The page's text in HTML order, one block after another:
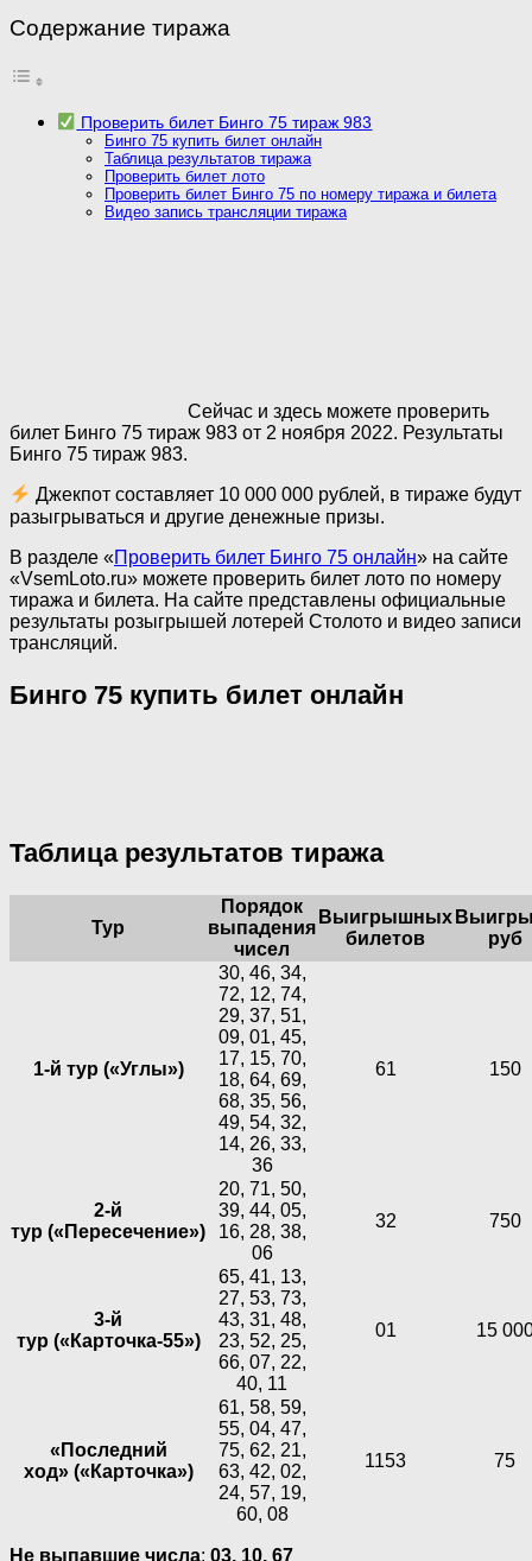
Содержание тиража
Проверить билет Бинго 75 тираж 983
Бинго 75 купить билет онлайн
Таблица результатов тиража
Проверить билет лото
Проверить билет Бинго 75 по номеру тиража и билета
Видео запись трансляции тиража
Сейчас и здесь можете проверить
билет Бинго 75 тираж 983 от 2 ноября 2022. Результаты
Бинго 75 тираж 983.
Джекпот составляет 10 000 000 рублей, в тираже будут
разыгрываться и другие денежные призы.
В разделе «Проверить билет Бинго 75 онлайн» на сайте
«VsemLoto.ru» можете проверить билет лото по номеру
тиража и билета. На сайте представлены официальные
результаты розыгрышей лотерей Столото и видео записи
трансляций.
Бинго 75 купить билет онлайн
Таблица результатов тиража
Тур
Порядок
выпадения
чисел
Выигрышных
билетов
руб
1-й тур («Углы»)
30, 46, 34,
72, 12, 74,
29, 37, 51,
09, 01, 45,
17, 15, 70,
18, 64, 69,
68, 35, 56,
49, 54, 32,
14, 26, 33,
36
61 150
2-й
тур («Пересечение»)
20, 71, 50,
39, 44, 05,
16, 28, 38,
06
32 750
3-й
тур («Карточка-55»)
65, 41, 13,
27, 53, 73,
43, 31, 48,
23, 52, 25,
66, 07, 22,
40, 11
01 15
«Последний
ход» («Карточка»)
61, 58, 59,
55, 04, 47,
75, 62, 21,
63, 42, 02,
24, 57, 19,
60, 08
1153 75
Не выпавшие числа: 03, 10, 67